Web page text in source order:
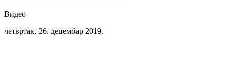
Видео
четвртак, 26. децембар 2019.